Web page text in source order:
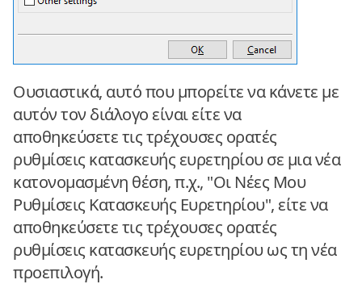
Ουσιαστικά, αυτό που μπορείτε να κάνετε με
αυτόν τον διάλογο είναι είτε να
αποθηκεύσετε τις τρέχουσες ορατές
ρυθμίσεις κατασκευής ευρετηρίου σε μια νέα
κατονομασμένη θέση, π.χ., "Οι Νέες Μου
Ρυθμίσεις Κατασκευής Ευρετηρίου", είτε να
αποθηκεύσετε τις τρέχουσες ορατές
ρυθμίσεις κατασκευής ευρετηρίου ως τη νέα
προεπιλογή.